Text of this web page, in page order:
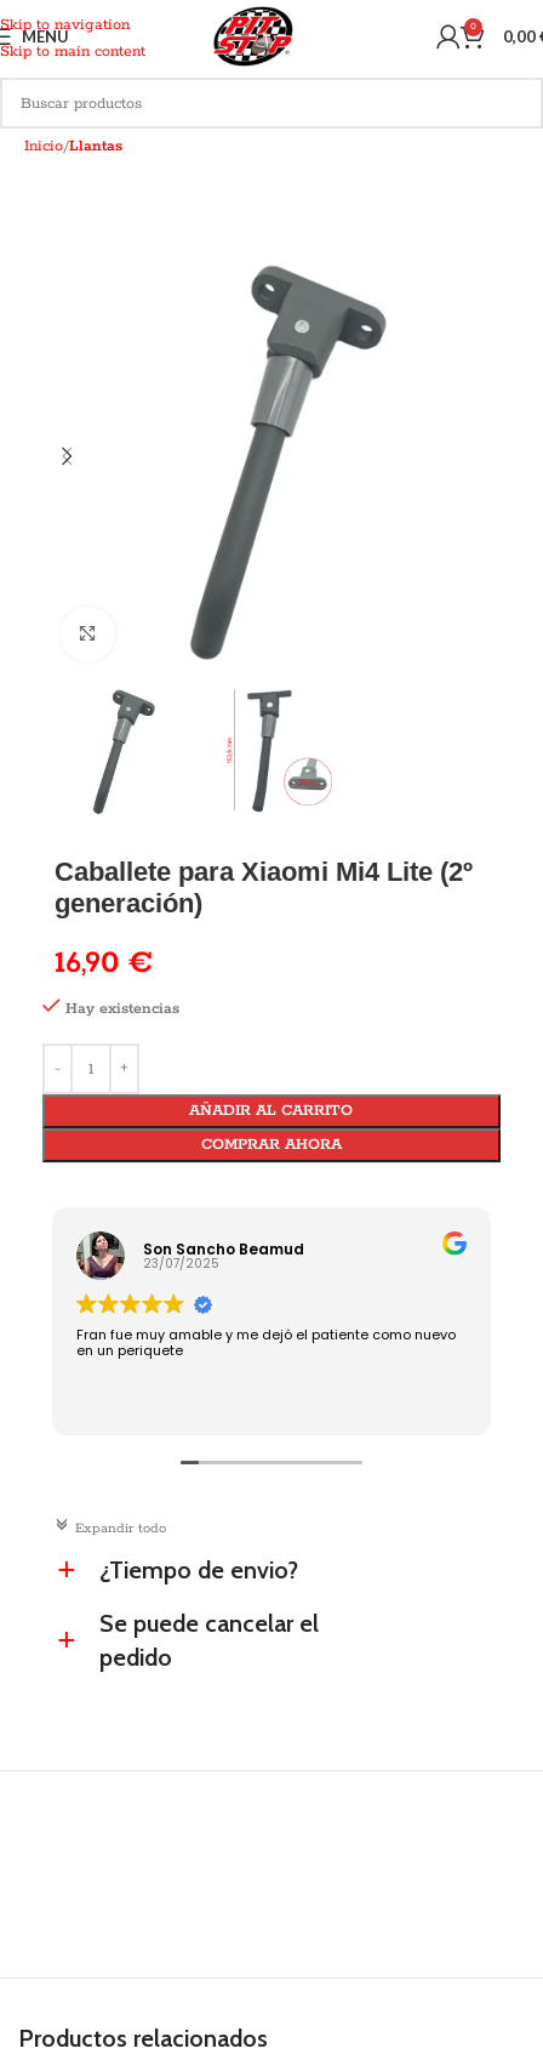
Skip to navigation
Skip to main content
MENU 0 0,00
Inicio Llantas
Caballete para Xiaomi Mi4 Lite (2º
generación)
16,90 €
Son Sancho Beamud
23/07/2025
Fran fue muy amable y me dejó el patiente como nuevo
en un periquete
c Expandir todo
a ¿Tiempo de envio?
a
Se puede cancelar el
pedido
Hay existencias
AÑADIR AL CARRITO
COMPRAR AHORA
Productos relacionados